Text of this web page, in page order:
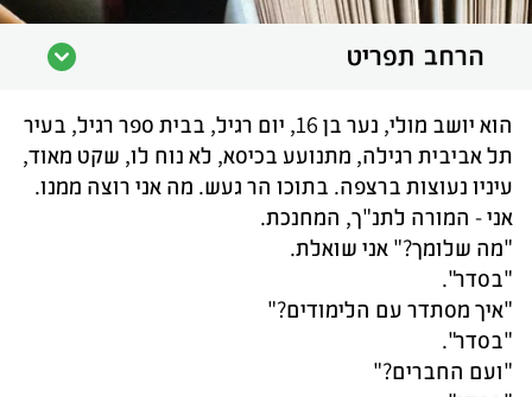
הרחב תפריט
הוא יושב מולי, נער בן 16, יום רגיל, בבית ספר רגיל, בעיר
תל אביבית רגילה, מתנועע בכיסא, לא נוח לו, שקט מאוד,
עיניו נעוצות ברצפה. בתוכו הר געש. מה אני רוצה ממנו.
אני - המורה לתנ"ך, המחנכת.
"מה שלומך?" אני שואלת.
"בסדר".
"איך מסתדר עם הלימודים?"
"בסדר".
"ועם החברים?"